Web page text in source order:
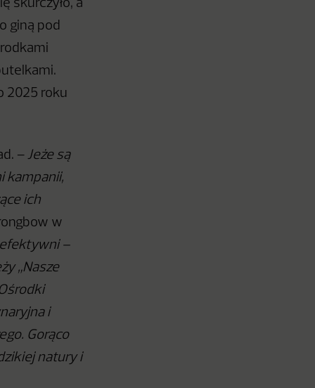
skurczyło, a
giną pod
2025 roku
– Jeże są
kampanii,
ich
w
–
„Nasze
i
Gorąco
natury i